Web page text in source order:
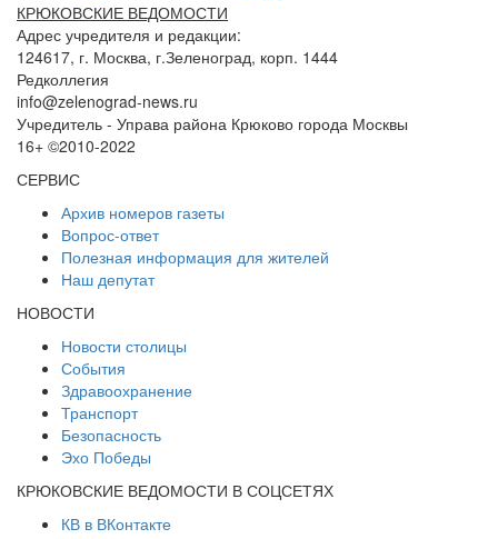
КРЮКОВСКИЕ ВЕДОМОСТИ
Адрес учредителя и редакции:
124617, г. Москва, г.Зеленоград, корп. 1444
Редколлегия
info@zelenograd-news.ru
Учредитель - Управа района Крюково города Москвы
16+ ©2010-2022
СЕРВИС
Архив номеров газеты
Вопрос-ответ
Полезная информация для жителей
Наш депутат
НОВОСТИ
Новости столицы
События
Здравоохранение
Транспорт
Безопасность
Эхо Победы
КРЮКОВСКИЕ ВЕДОМОСТИ В СОЦСЕТЯХ
КВ в ВКонтакте